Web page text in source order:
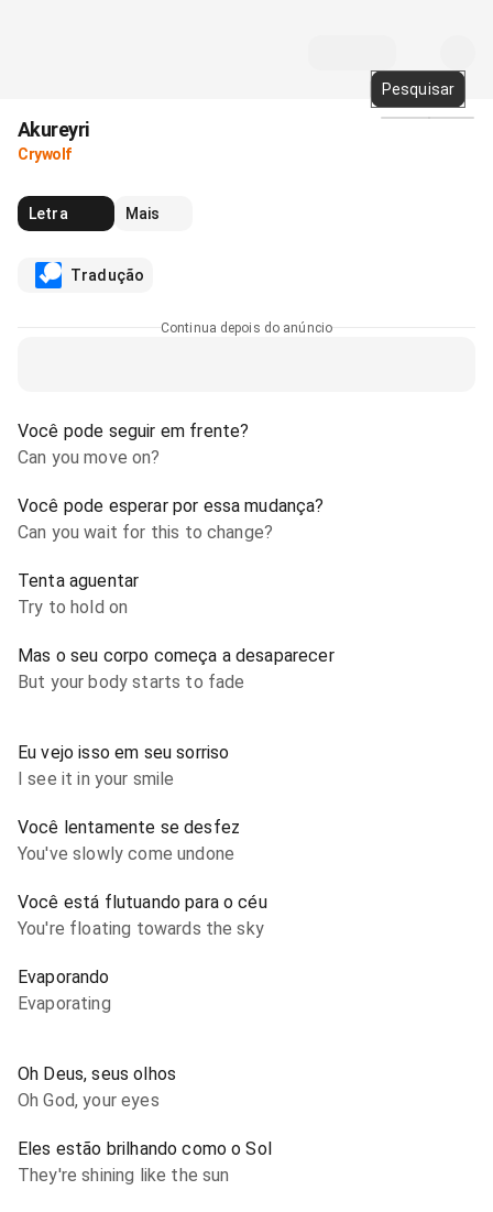
Pesquisar
Akureyri
Crywolf
Letra Mais
Tradução
Continua depois do anúncio
Você pode seguir em frente?
Can you move on?
Você pode esperar por essa mudança?
Can you wait for this to change?
Tenta aguentar
Try to hold on
Mas o seu corpo começa a desaparecer
But your body starts to fade
Eu vejo isso em seu sorriso
I see it in your smile
Você lentamente se desfez
You've slowly come undone
Você está flutuando para o céu
You're floating towards the sky
Evaporando
Evaporating
Oh Deus, seus olhos
Oh God, your eyes
Eles estão brilhando como o Sol
They're shining like the sun